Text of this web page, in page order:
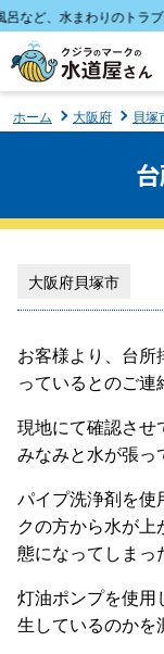
ど、水まわりのトラブル
ホーム 大阪府 貝塚
大阪府貝塚市
お客様より、台所
っているとのご連
現地にて確認させ
みなみと水が張っ
パイプ洗浄剤を使
クの方から水が
態になってしまっ
灯油ポンプを使用
生しているのかを